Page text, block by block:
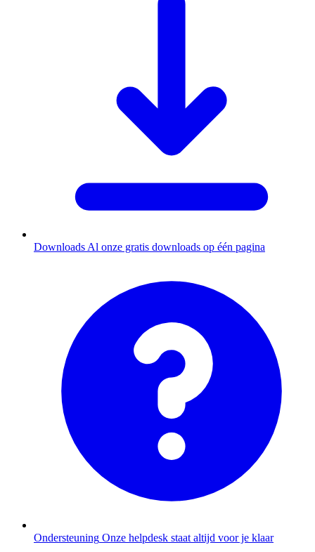
Downloads Al onze gratis downloads op één pagina
Ondersteuning Onze helpdesk staat altijd voor je klaar